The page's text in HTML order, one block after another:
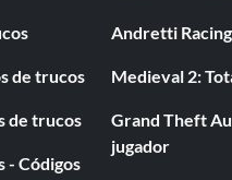
de trucos
de trucos
- Códigos
Andretti
Medieval 2:
Grand Theft
jugador